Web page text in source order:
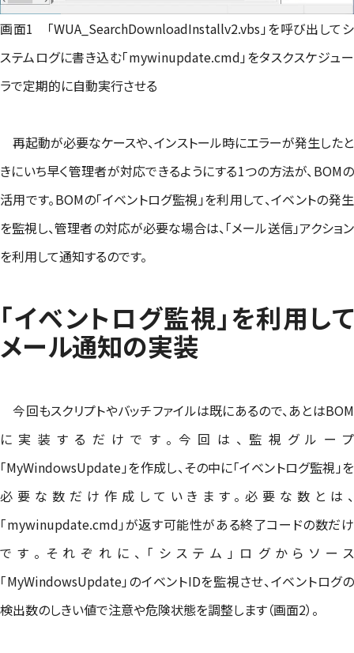
画面1 「WUA_SearchDownloadInstallv2.vbs」を呼び出してシ
ステムログに書き込む「mywinupdate.cmd」をタスクスケジュー
ラで定期的に自動実行させる
再起動が必要なケースや、インストール時にエラーが発生したと
きにいち早く管理者が対応できるようにする1つの方法が、BOMの
活用です。BOMの「イベントログ監視」を利用して、イベントの発生
を監視し、管理者の対応が必要な場合は、「メール送信」アクション
を利用して通知するのです。
「イベントログ監視」を利用して
メール通知の実装
今回もスクリプトやバッチファイルは既にあるので、あとはBOM
に実装するだけです。今回は、監視グループ
「MyWindowsUpdate」を作成し、その中に「イベントログ監視」を
必要な数だけ作成していきます。必要な数とは、
「mywinupdate.cmd」が返す可能性がある終了コードの数だけ
です。それぞれに、「システム」ログからソース
「MyWindowsUpdate」のイベントIDを監視させ、イベントログの
検出数のしきい値で注意や危険状態を調整します（画面2）。